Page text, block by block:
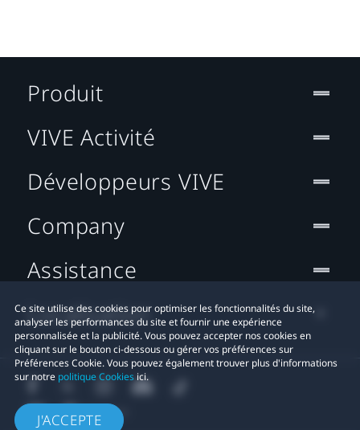
Ce site utilise des cookies pour optimiser les fonctionnalités du site,
analyser les performances du site et fournir une expérience
personnalisée et la publicité. Vous pouvez accepter nos cookies en
cliquant sur le bouton ci-dessous ou gérer vos préférences sur
Préférences Cookie. Vous pouvez également trouver plus d'informations
sur notre politique Cookiesici.
J'ACCEPTE
Produit
VIVE Activité
Développeurs VIVE
Company
Assistance
Localisation